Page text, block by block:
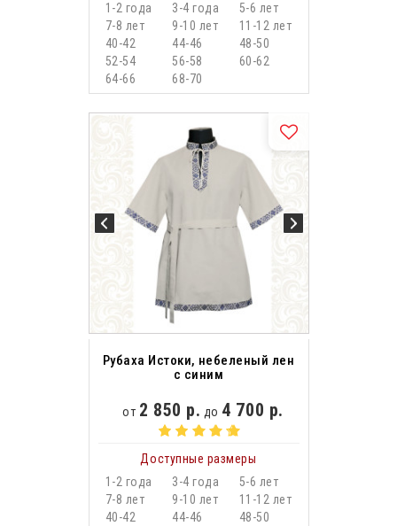
1-2 года
3-4 года
5-6 лет
7-8 лет
9-10 лет
11-12 лет
40-42
44-46
48-50
52-54
56-58
60-62
64-66
68-70
Рубаха Истоки, небеленый лен
с синим
от 2 850 р. до 4 700 р.
Доступные размеры
1-2 года
3-4 года
5-6 лет
7-8 лет
9-10 лет
11-12 лет
40-42
44-46
48-50